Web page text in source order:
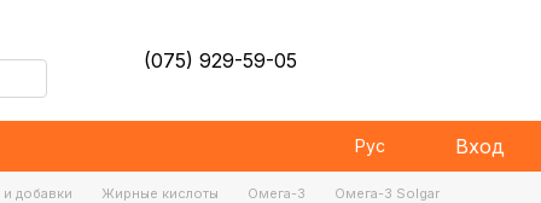
(075) 929-59-05
Рус Вход
добавки Жирные кислоты Омега-3
Омега-3 Solgar